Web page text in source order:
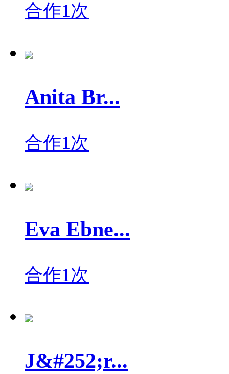
合作1次
Anita Br...
合作1次
Eva Ebne...
合作1次
J&#252;r...